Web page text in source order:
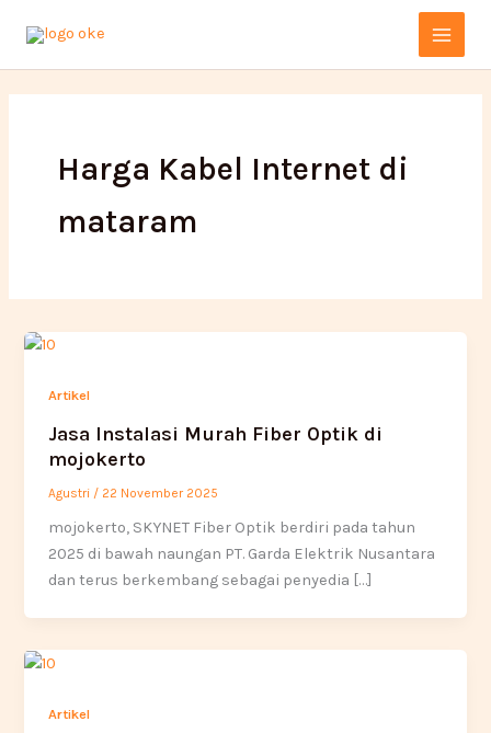
Main
Menu
Harga Kabel Internet di
mataram
Artikel
Jasa Instalasi Murah Fiber Optik di
mojokerto
Agustri / 22 November 2025
mojokerto, SKYNET Fiber Optik berdiri pada tahun
2025 di bawah naungan PT. Garda Elektrik Nusantara
dan terus berkembang sebagai penyedia […]
Artikel